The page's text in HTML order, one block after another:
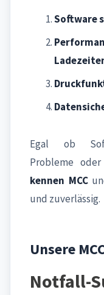
Software
Egal ob
Probleme oder
kennen MCC
und zuverlässig.
Unsere
Notfall-